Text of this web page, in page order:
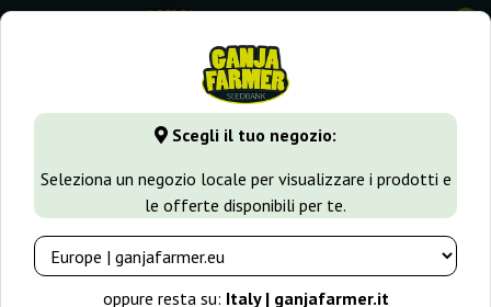
Scegli il tuo negozio:
Seleziona un negozio locale per visualizzare i prodotti e
le offerte disponibili per te.
oppure resta su: Italy | ganjafarmer.it
0
GanjaFarmer.it Tipi di Semi Semi Indica Bone Dea